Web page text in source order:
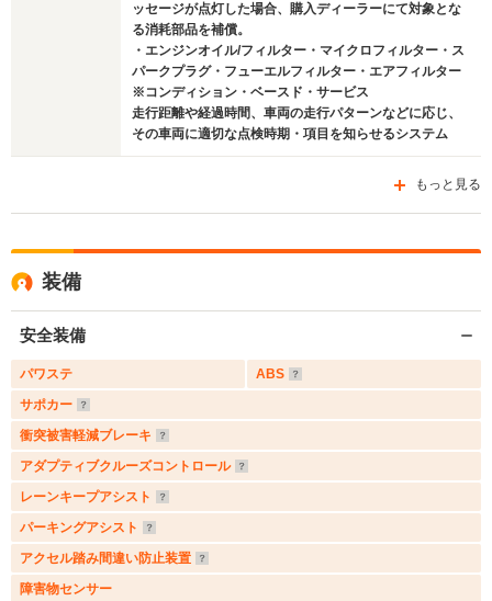
ッセージが点灯した場合、購入ディーラーにて対象とな
る消耗部品を補償。
・エンジンオイル/フィルター・マイクロフィルター・ス
パークプラグ・フューエルフィルター・エアフィルター
※コンディション・ベースド・サービス
走行距離や経過時間、車両の走行パターンなどに応じ、
その車両に適切な点検時期・項目を知らせるシステム
もっと見る
装備
安全装備
パワステ
ABS
サポカー
衝突被害軽減ブレーキ
アダプティブクルーズコントロール
レーンキープアシスト
パーキングアシスト
アクセル踏み間違い防止装置
障害物センサー